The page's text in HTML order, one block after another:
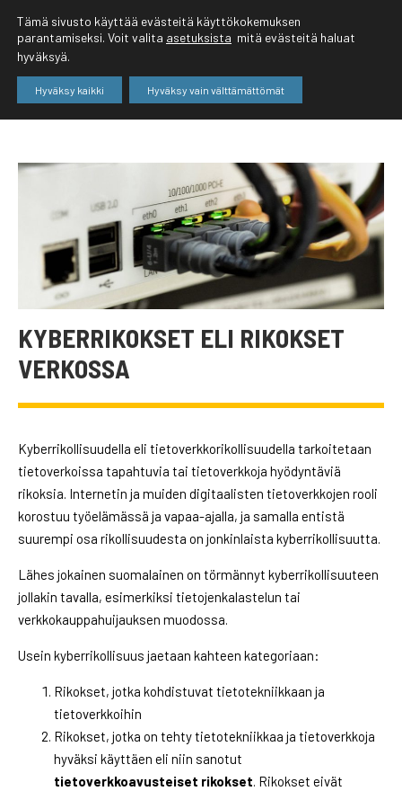
KYBERRIKOKSET ELI RIKOKSET
VERKOSSA
Kyberrikollisuudella eli tietoverkkorikollisuudella tarkoitetaan
tietoverkoissa tapahtuvia tai tietoverkkoja hyödyntäviä
rikoksia. Internetin ja muiden digitaalisten tietoverkkojen rooli
korostuu työelämässä ja vapaa-ajalla, ja samalla entistä
suurempi osa rikollisuudesta on jonkinlaista kyberrikollisuutta.
Lähes jokainen suomalainen on törmännyt kyberrikollisuuteen
jollakin tavalla, esimerkiksi tietojenkalastelun tai
verkkokauppahuijauksen muodossa.
Usein kyberrikollisuus jaetaan kahteen kategoriaan:
Rikokset, jotka kohdistuvat tietotekniikkaan ja
tietoverkkoihin
Rikokset, jotka on tehty tietotekniikkaa ja tietoverkkoja
hyväksi käyttäen eli niin sanotut
tietoverkkoavusteiset rikokset. Rikokset eivät
Tämä sivusto käyttää evästeitä käyttökokemuksen
parantamiseksi. Voit valita asetuksista mitä evästeitä haluat
hyväksyä.
Hyväksy kaikki Hyväksy vain välttämättömät